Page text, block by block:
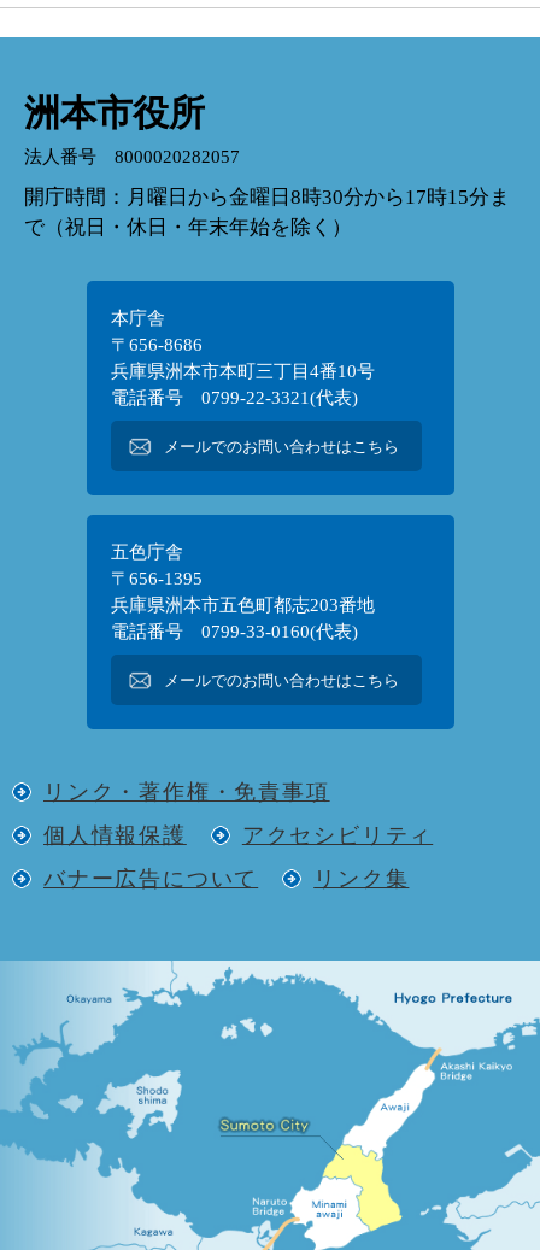
洲本市役所
法人番号 8000020282057
開庁時間：月曜日から金曜日8時30分から17時15分ま
で（祝日・休日・年末年始を除く）
本庁舎
〒656-8686
兵庫県洲本市本町三丁目4番10号
電話番号 0799-22-3321(代表)
メールでのお問い合わせはこちら
五色庁舎
〒656-1395
兵庫県洲本市五色町都志203番地
電話番号 0799-33-0160(代表)
メールでのお問い合わせはこちら
リンク・著作権・免責事項
個人情報保護
アクセシビリティ
バナー広告について
リンク集